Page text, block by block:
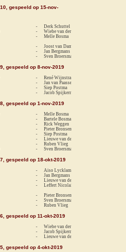
gespeeld op 15-nov-
- Derk Schuttel
- Wiebe van der Velde
- Melle Bosma
- Joost van Dam
- Jan Bergmans
- Sven Broersma
gespeeld op 8-nov-2019
- René Wijnstra
- Jan van Paassen
- Siep Postma
- Jacob Spijkerman
gespeeld op 1-nov-2019
- Melle Bosma
- Bartele Bosma
- Rick Weggen
- Pieter Bronsema
- Siep Postma
- Lieuwe van der Veen
- Ruben Vlieg
- Sven Broersma
gespeeld op 18-okt-2019
- Aiso Lycklama à Nijeholt
- Jan Bergmans
- Lieuwe van der Veen
- Leffert Nicolai
- Pieter Bronsema
- Sven Broersma
- Ruben Vlieg
gespeeld op 11-okt-2019
- Wiebe van der Velde
- Jacob Spijkerman
- Lieuwe van der Veen
gespeeld op 4-okt-2019